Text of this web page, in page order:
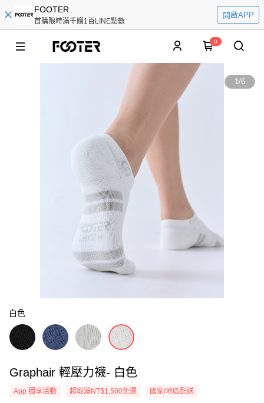
FOOTER
首購限時滿千贈1百LINE點數
開啟APP
0
1/6
白色
Graphair 輕壓力襪- 白色
App 獨享活動 超取滿NT$1,500免運 國家/地區配送